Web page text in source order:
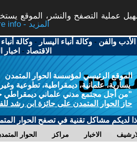
عملية التصفح والنشر، الموقع
More info - المزيد
الأدب والفن -وكالة أنباء اليسار -وكالة
الاقتصاد -
الموقع الرئيسي لمؤسسة الحوار المتمدن
يسارية، علمانية، ديمقراطية، تطوعية
"من أجل مجتمع مدني علماني ديمقراطي
حاز الحوار المتمدن على جائزة ابن رشد
إذا لديكم مشاكل تقنية في تصفح الحوار
الحوار مراكز الاخبار